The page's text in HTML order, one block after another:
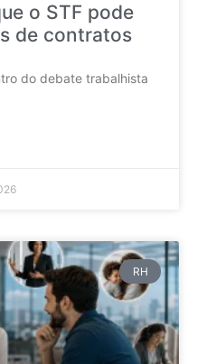
o STF pode
de contratos
do debate trabalhista
RH